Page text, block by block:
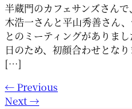
半蔵門のカフェサンズさん
木浩一さんと平山秀善さん
とのミーティングがありま
日のため、初顔合わせとな
[…]
← Previous
Next→